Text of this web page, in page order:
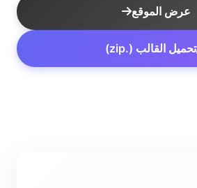
عرض الموقع
تحميل القالب (.zip)